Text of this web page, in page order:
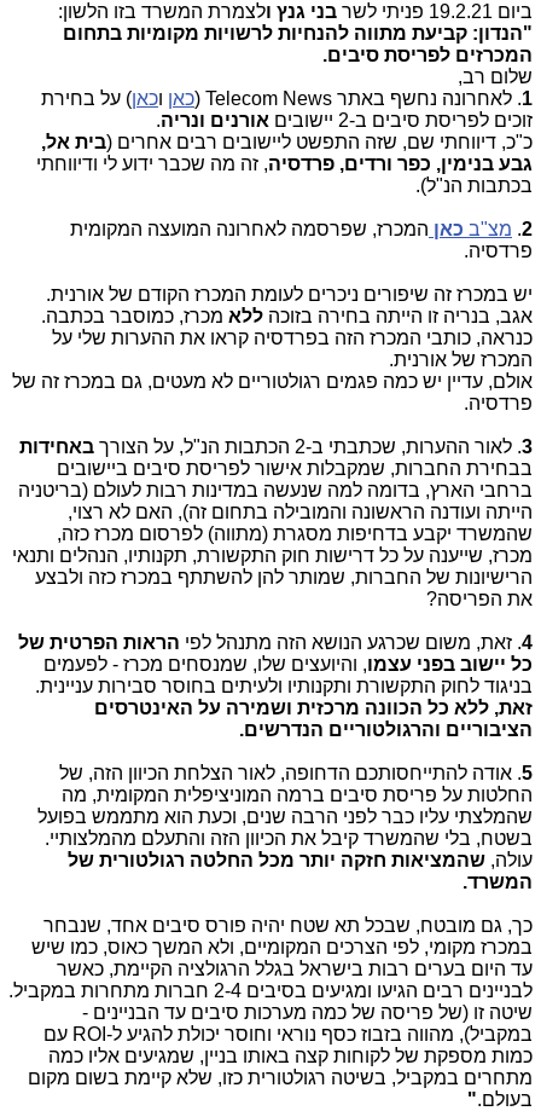
ביום 19.2.21 פניתי לשר בני גנץ ולצמרת המשרד בזו הלשון:
"הנדון: קביעת מתווה להנחיות לרשויות מקומיות בתחום
המכרזים לפריסת סיבים.
שלום רב,
1. לאחרונה נחשף באתר Telecom News
(כאן וכאן) על בחירת
זוכים לפריסת סיבים ב-2 יישובים
אורנים ונריה.
כ"כ, דיווחתי שם, שזה התפשט ליישובים רבים אחרים (בית אל,
גבע בנימין, כפר ורדים, פרדסיה, זה מה שכבר ידוע לי ודיווחתי
בכתבות הנ"ל).
2
. מצ"ב כאן המכרז, שפרסמה לאחרונה המועצה המקומית
פרדסיה.
יש במכרז זה שיפורים ניכרים לעומת המכרז הקודם של אורנית.
אגב, בנריה זו הייתה בחירה בזוכה ללא מכרז, כמוסבר בכתבה.
כנראה, כותבי המכרז הזה בפרדסיה קראו את ההערות שלי על
המכרז של אורנית.
אולם, עדיין יש כמה פגמים רגולטוריים לא מעטים, גם במכרז זה של
פרדסיה.
3. לאור ההערות, שכתבתי ב-2 הכתבות הנ"ל, על הצורך
באחידות
בבחירת החברות, שמקבלות אישור לפריסת סיבים ביישובים
ברחבי הארץ, בדומה למה שנעשה במדינות רבות לעולם (בריטניה
הייתה ועודנה הראשונה והמובילה בתחום זה), האם לא רצוי,
שהמשרד יקבע בדחיפות מסגרת (מתווה) לפרסום מכרז כזה,
מכרז, שייענה על כל דרישות חוק התקשורת, תקנותיו, הנהלים ותנאי
הרישיונות של החברות, שמותר להן להשתתף במכרז כזה ולבצע
את הפריסה?
4. זאת, משום שכרגע הנושא הזה מתנהל לפי הראות הפרטית של
כל יישוב בפני עצמו, והיועצים שלו, שמנסחים מכרז - לפעמים
בניגוד לחוק התקשורת ותקנותיו ולעיתים בחוסר סבירות עניינית.
זאת, ללא כל הכוונה מרכזית ושמירה על האינטרסים
הציבוריים והרגולטוריים הנדרשים.
5. אודה להתייחסותכם הדחופה, לאור הצלחת הכיוון הזה, של
החלטות על פריסת סיבים ברמה המוניציפלית המקומית, מה
שהמלצתי עליו כבר לפני הרבה שנים, וכעת הוא מתממש בפועל
בשטח, בלי שהמשרד קיבל את הכיוון הזה והתעלם מהמלצותיי.
עולה, שהמציאות חזקה יותר מכל החלטה רגולטורית של
המשרד.
כך, גם מובטח, שבכל תא שטח יהיה פורס סיבים אחד, שנבחר
במכרז מקומי, לפי הצרכים המקומיים, ולא המשך כאוס, כמו שיש
עד היום בערים רבות בישראל בגלל הרגולציה הקיימת, כאשר
לבניינים רבים הגיעו ומגיעים בסיבים 2-4 חברות מתחרות במקביל.
שיטה זו (של פריסה של כמה מערכות סיבים עד הבניינים -
במקביל), מהווה בזבוז כסף נוראי וחוסר יכולת להגיע ל- ROI עם
כמות מספקת של לקוחות קצה באותו בניין, שמגיעים אליו כמה
מתחרים במקביל, בשיטה רגולטורית כזו, שלא קיימת בשום מקום
בעולם."